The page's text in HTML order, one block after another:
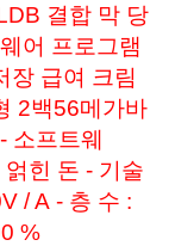
결합 막 당
어 프로그램
장 급여 크림
2백56메가바
소프트웨
힌 돈 - 기술
/ A - 층 수 :
%